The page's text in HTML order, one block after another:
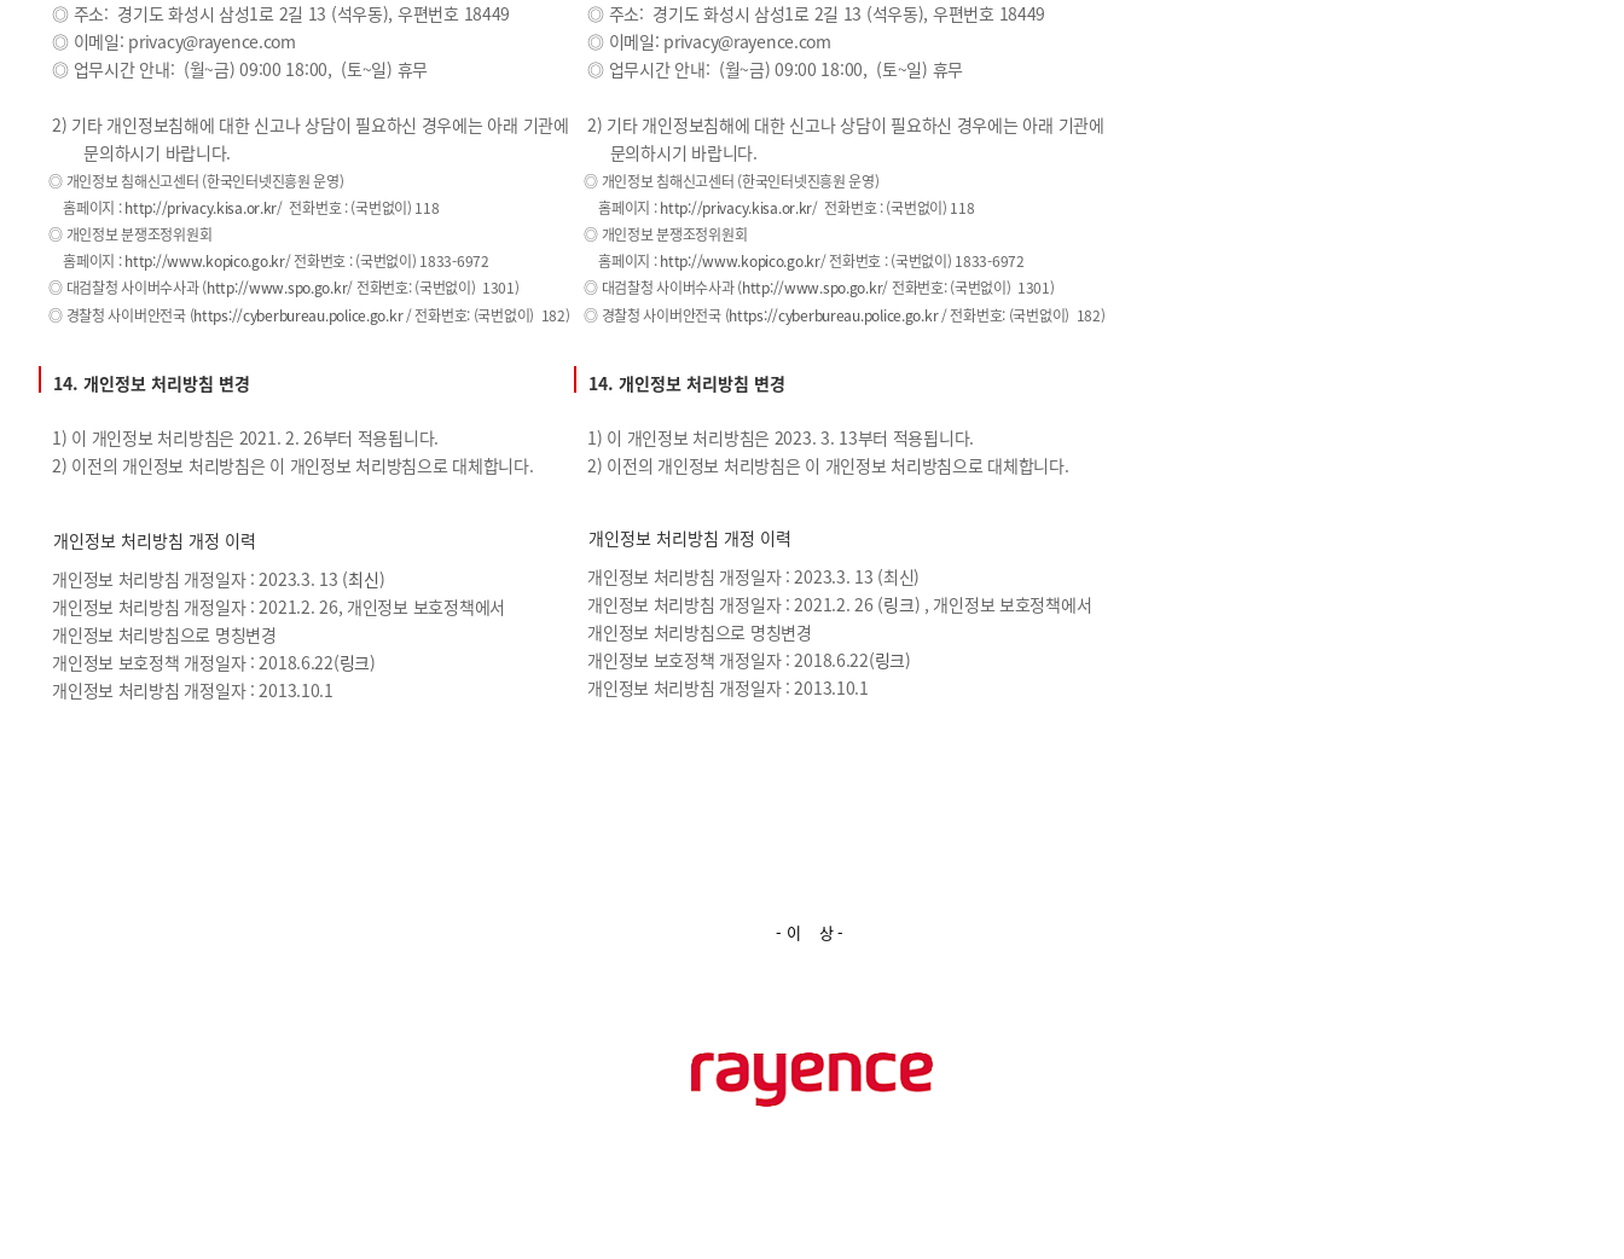
◎ 주소: 경기도 화성시 삼성1로 2길 13 (석우동), 우편번호 18449
◎ 이메일: privacy@rayence.com
◎ 업무시간 안내: (월~금) 09:00 18:00, (토~일) 휴무
2) 기타 개인정보침해에 대한 신고나 상담이 필요하신 경우에는 아래 기관에
문의하시기 바랍니다.
◎ 개인정보 침해신고센터 (한국인터넷진흥원 운영)
홈페이지 :http://privacy.kisa.or.kr/ 전화번호 : (국번없이) 118
◎ 개인정보 분쟁조정위원회
홈페이지 :http://www.kopico.go.kr/ 전화번호 : (국번없이) 1833-6972
◎ 대검찰청 사이버수사과 (http://www.spo.go.kr/ 전화번호: (국번없이) 1301)
◎ 경찰청 사이버안전국 (https://cyberbureau.police.go.kr/ 전화번호: (국번없이) 182)
◎ 주소: 경기도 화성시 삼성1로 2길 13 (석우동), 우편번호 18449
◎ 이메일: privacy@rayence.com
◎ 업무시간 안내: (월~금) 09:00 18:00, (토~일) 휴무
2) 기타 개인정보침해에 대한 신고나 상담이 필요하신 경우에는 아래 기관에
문의하시기 바랍니다.
◎ 개인정보 침해신고센터 (한국인터넷진흥원 운영)
홈페이지 :http://privacy.kisa.or.kr/ 전화번호 : (국번없이) 118
◎ 개인정보 분쟁조정위원회
홈페이지 :http://www.kopico.go.kr/ 전화번호 : (국번없이) 1833-6972
◎ 대검찰청 사이버수사과 (http://www.spo.go.kr/ 전화번호: (국번없이) 1301)
◎ 경찰청 사이버안전국 (https://cyberbureau.police.go.kr/ 전화번호: (국번없이) 182)
14. 개인정보 처리방침 변경
1) 이 개인정보 처리방침은 2021. 2. 26부터 적용됩니다.
2) 이전의 개인정보 처리방침은 이 개인정보 처리방침으로 대체합니다.
개인정보 처리방침 개정 이력
개인정보 처리방침 개정일자 : 2023.3. 13 (최신)
개인정보 처리방침 개정일자 : 2021.2. 26, 개인정보 보호정책에서
개인정보 처리방침으로 명칭변경
개인정보 보호정책 개정일자 : 2018.6.22(링크)
개인정보 처리방침 개정일자 : 2013.10.1
14. 개인정보 처리방침 변경
1) 이 개인정보 처리방침은 2023. 3. 13부터 적용됩니다.
2) 이전의 개인정보 처리방침은 이 개인정보 처리방침으로 대체합니다.
개인정보 처리방침 개정 이력
개인정보 처리방침 개정일자 : 2023.3. 13 (최신)
개인정보 처리방침 개정일자 : 2021.2. 26 (링크) , 개인정보 보호정책에서
개인정보 처리방침으로 명칭변경
개인정보 보호정책 개정일자 : 2018.6.22(링크)
개인정보 처리방침 개정일자 : 2013.10.1
- 이 상 -